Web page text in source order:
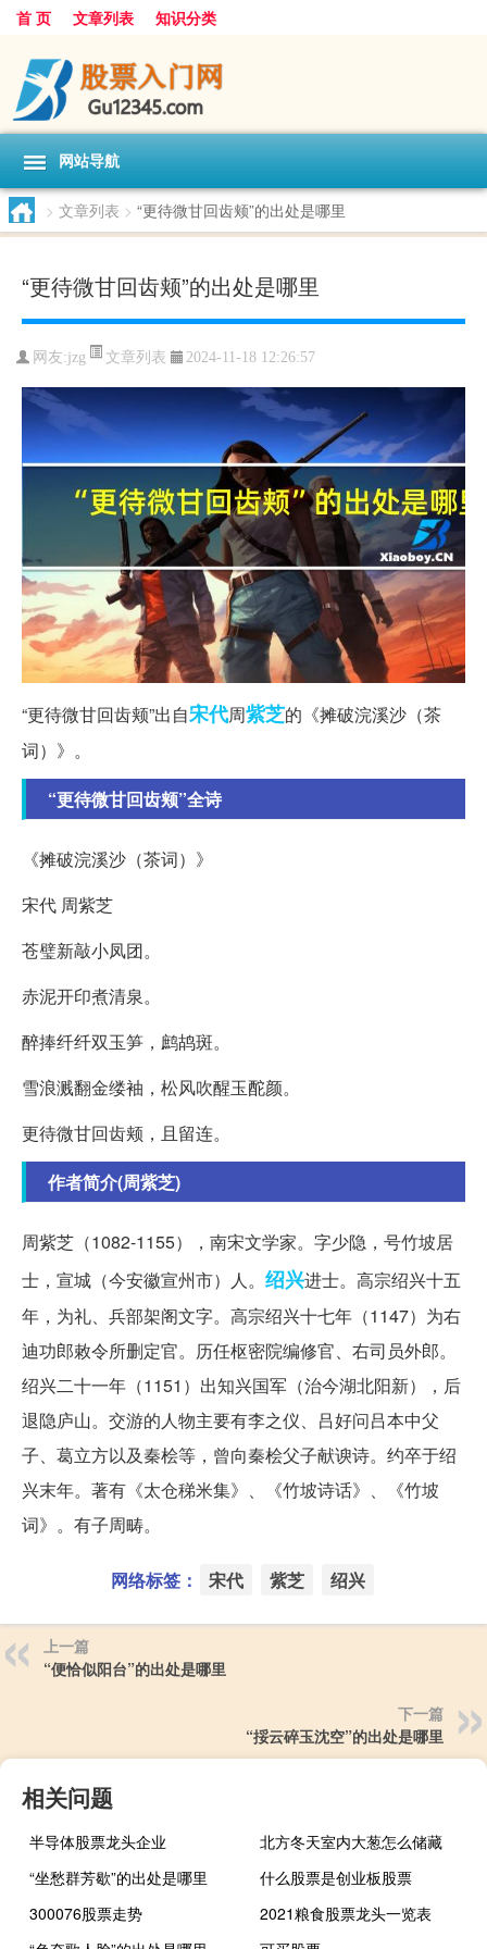
首 页 文章列表 知识分类
网站导航
> 文章列表 > “更待微甘回齿颊”的出处是哪里
“更待微甘回齿颊”的出处是哪里
网友:jzg 文章列表 2024-11-18 12:26:57
“更待微甘回齿颊”出自宋代周紫芝的《摊破浣溪沙（茶
词）》。
“更待微甘回齿颊”全诗
《摊破浣溪沙（茶词）》
宋代 周紫芝
苍璧新敲小凤团。
赤泥开印煮清泉。
醉捧纤纤双玉笋，鹧鸪斑。
雪浪溅翻金缕袖，松风吹醒玉酡颜。
更待微甘回齿颊，且留连。
作者简介(周紫芝)
周紫芝（1082-1155），南宋文学家。字少隐，号竹坡居
士，宣城（今安徽宣州市）人。 绍兴进士。高宗绍兴十五
年，为礼、兵部架阁文字。高宗绍兴十七年（1147）为右
迪功郎敕令所删定官。历任枢密院编修官、右司员外郎。
绍兴二十一年（1151）出知兴国军（治今湖北阳新），后
退隐庐山。交游的人物主要有李之仪、吕好问吕本中父
子、葛立方以及秦桧等，曾向秦桧父子献谀诗。约卒于绍
兴末年。著有《太仓稊米集》、《竹坡诗话》、《竹坡
词》。有子周畴。
网络标签： 宋代 紫芝 绍兴
上一篇
“便恰似阳台”的出处是哪里
下一篇
“挼云碎玉沈空”的出处是哪里
相关问题
半导体股票龙头企业
北方冬天室内大葱怎么储藏
“坐愁群芳歇”的出处是哪里
什么股票是创业板股票
300076股票走势
2021粮食股票龙头一览表